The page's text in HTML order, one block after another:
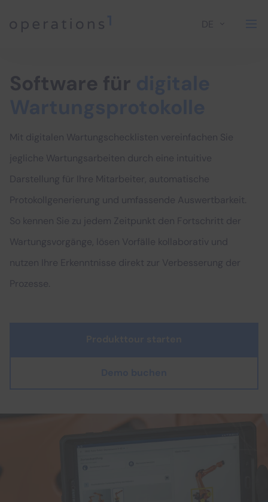
DE
Software für
Mit digitalen Wartungschecklisten vereinfachen Sie
jegliche Wartungsarbeiten durch eine intuitive
Darstellung für Ihre Mitarbeiter, automatische
Protokollgenerierung und umfassende Auswertbarkeit.
So kennen Sie zu jedem Zeitpunkt den Fortschritt der
Wartungsvorgänge, lösen Vorfälle kollaborativ und
nutzen Ihre Erkenntnisse direkt zur Verbesserung der
Prozesse.